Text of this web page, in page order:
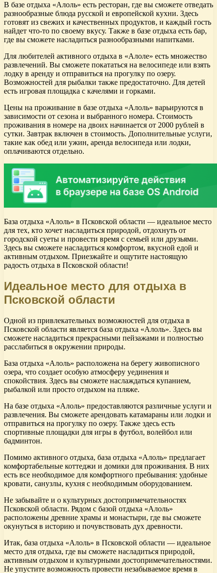
В базе отдыха «Алоль» есть ресторан, где вы сможете отведать
разнообразные блюда русской и европейской кухни. Здесь
готовят из свежих и качественных продуктов, и каждый гость
найдет что-то по своему вкусу. Также в базе отдыха есть бар,
где вы сможете насладиться разнообразными напитками.
Для любителей активного отдыха в «Алоле» есть множество
развлечений. Вы сможете покататься на велосипеде или взять
лодку в аренду и отправиться на прогулку по озеру.
Возможностей для рыбалки также предостаточно. Для детей
есть игровая площадка с качелями и горками.
Цены на проживание в базе отдыха «Алоль» варьируются в
зависимости от сезона и выбранного номера. Стоимость
проживания в номере на двоих начинается от 2000 рублей в
сутки. Завтрак включен в стоимость. Дополнительные услуги,
такие как обед или ужин, аренда велосипеда или лодки,
оплачиваются отдельно.
База отдыха «Алоль» в Псковской области — идеальное место
для тех, кто хочет насладиться природой, отдохнуть от
городской суеты и провести время с семьей или друзьями.
Здесь вы сможете насладиться комфортом, вкусной едой и
активным отдыхом. Приезжайте и ощутите настоящую
радость отдыха в Псковской области!
Идеальное место для отдыха в
Псковской области
Одной из привлекательных возможностей для отдыха в
Псковской области является база отдыха «Алоль». Здесь вы
сможете насладиться прекрасными пейзажами и полностью
расслабиться в окружении природы.
База отдыха «Алоль» расположена на берегу живописного
озера, что создает особую атмосферу уединения и
спокойствия. Здесь вы сможете наслаждаться купанием,
рыбалкой или просто отдыхом на пляже.
На базе отдыха «Алоль» предоставляются различные услуги и
развлечения. Вы сможете арендовать катамараны или лодки и
отправиться на прогулку по озеру. Также здесь есть
спортивные площадки для игры в футбол, волейбол или
бадминтон.
Помимо активного отдыха, база отдыха «Алоль» предлагает
комфортабельные коттеджи и домики для проживания. В них
есть все необходимое для комфортного пребывания: удобные
кровати, санузлы, кухня с необходимым оборудованием.
Не забывайте и о культурных достопримечательностях
Псковской области. Рядом с базой отдыха «Алоль»
расположены древние храмы и монастыри, где вы сможете
окунуться в историю и почувствовать дух древности.
Итак, база отдыха «Алоль» в Псковской области — идеальное
место для отдыха, где вы сможете насладиться природой,
активным отдыхом и культурными достопримечательностями.
Не упустите возможность провести незабываемое время в